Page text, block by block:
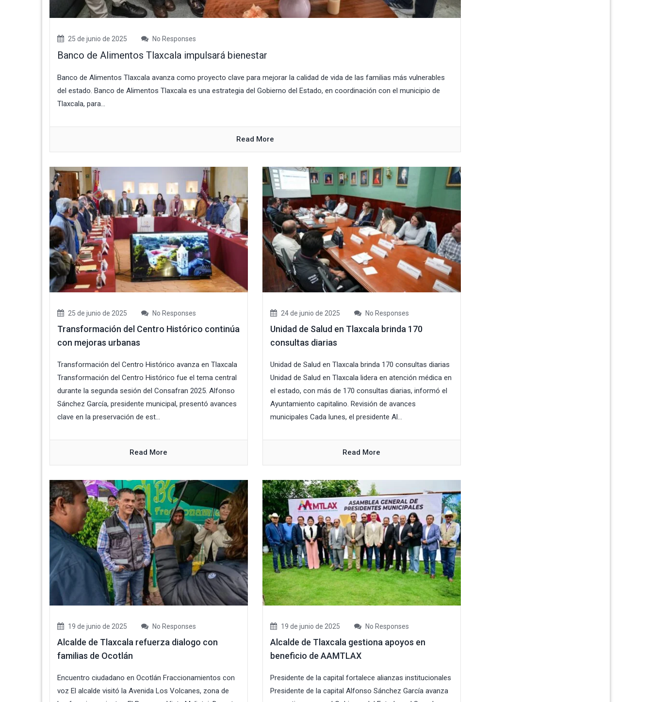
25 de junio de 2025 No Responses
Banco de Alimentos Tlaxcala impulsará bienestar
Banco de Alimentos Tlaxcala avanza como proyecto clave para mejorar la calidad de vida de las familias más vulnerables
del estado. Banco de Alimentos Tlaxcala es una estrategia del Gobierno del Estado, en coordinación con el municipio de
Tlaxcala, para...
Read More
25 de junio de 2025 No Responses
Transformación del Centro Histórico continúa
con mejoras urbanas
Transformación del Centro Histórico avanza en Tlaxcala
Transformación del Centro Histórico fue el tema central
durante la segunda sesión del Consafran 2025. Alfonso
Sánchez García, presidente municipal, presentó avances
clave en la preservación de est...
Read More
24 de junio de 2025 No Responses
Unidad de Salud en Tlaxcala brinda 170
consultas diarias
Unidad de Salud en Tlaxcala brinda 170 consultas diarias
Unidad de Salud en Tlaxcala lidera en atención médica en
el estado, con más de 170 consultas diarias, informó el
Ayuntamiento capitalino. Revisión de avances
municipales Cada lunes, el presidente Al...
Read More
19 de junio de 2025 No Responses
Alcalde de Tlaxcala refuerza dialogo con
familias de Ocotlán
Encuentro ciudadano en Ocotlán Fraccionamientos con
voz El alcalde visitó la Avenida Los Volcanes, zona de
19 de junio de 2025 No Responses
Alcalde de Tlaxcala gestiona apoyos en
beneficio de AAMTLAX
Presidente de la capital fortalece alianzas institucionales
Presidente de la capital Alfonso Sánchez García avanza